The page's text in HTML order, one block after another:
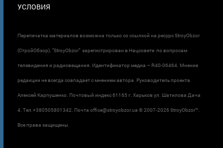
УСЛОВИЯ
Перепечатка материалов возможна только со ссылкой на ресурс StroyObzor
(СтройОбзор). "StroyObzor" зарегистрирован в Нацсовете по вопросам
телевидения и радиовещания. Идентификатор медиа – R40-06464. Мнение
редакции не всегда совпадает с мнением автора. Руководитель проекта
Алексей Карпушенко. Почтовый индекс 61165 г. Харьков ул. Шатилова Дача
4. Тел.+380505801342. Почта office@stroyobzor.ua © 2007-2026 StroyObzor™.
Все права защищены.